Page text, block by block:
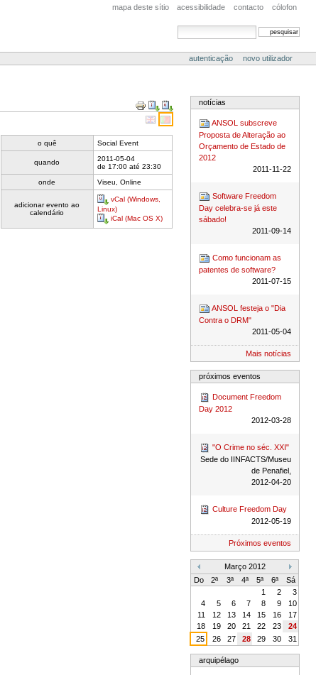
mapa deste sítio acessibilidade contacto cólofon
pesquisar
autenticação
novo utilizador
Acções
do
Documento
o quê Social Event
quando
2011-05-04
de 17:00até 23:30
onde
Viseu, Online
adicionar evento ao
calendário
vCal (Windows,
Linux)
iCal (Mac OS X)
notícias
ANSOL subscreve
Proposta de Alteração ao
Orçamento de Estado de
2012
2011-11-22
Software Freedom
Day celebra-se já este
sábado!
2011-09-14
Como funcionam as
patentes de software?
2011-07-15
ANSOL festeja o "Dia
Contra o DRM"
2011-05-04
Mais notícias
próximos eventos
Document Freedom
Day 2012
2012-03-28
"O Crime no séc. XXI"
Sede do IINFACTS/Museu
de Penafiel,
2012-04-20
Culture Freedom Day
2012-05-19
Próximos eventos
«
Março 2012
»
Do 2ª 3ª 4ª 5ª 6ª
Sá
1
2
3
4
5 6 7 8 9
10
11
12 13 14 15 16
17
18
19 20 21 22 23
24
25
26 27 28 29 30 31
arquipélago